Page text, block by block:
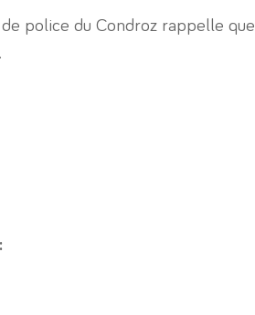
police du Condroz rappelle que